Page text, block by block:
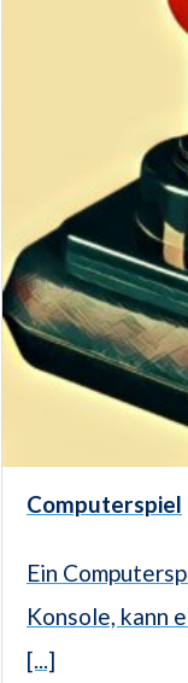
Computerspiel
Ein
Konsole, kann
[...]